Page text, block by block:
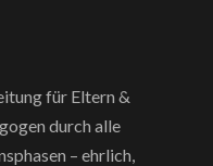
für Eltern &
durch alle
– ehrlich,